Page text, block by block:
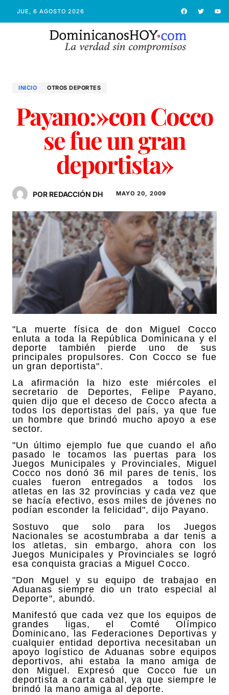
JUE, 6 AGOSTO 2026
INICIO OTROS DEPORTES
Payano:»con Cocco
se fue un gran
deportista»
POR REDACCIÓN DH MAYO 20, 2009
"La muerte física de don Miguel Cocco
enluta a toda la República Dominicana y el
deporte también pierde uno de sus
principales propulsores. Con Cocco se fue
un gran deportista".
La afirmación la hizo este miércoles el
secretario de Deportes, Felipe Payano,
quien dijo que el deceso de Cocco afecta a
todos los deportistas del país, ya que fue
un hombre que brindó mucho apoyo a ese
sector.
"Un último ejemplo fue que cuando el año
pasado le tocamos las puertas para los
Juegos Municipales y Provinciales, Miguel
Cocco nos donó 36 mil pares de tenis, los
cuales fueron entregados a todos los
atletas en las 32 provincias y cada vez que
se hacía efectivo, esos miles de jóvenes no
podían esconder la felicidad", dijo Payano.
Sostuvo que solo para los Juegos
Nacionales se acostumbraba a dar tenis a
los atletas, sin embargo, ahora con los
Juegos Municipales y Provinciales se logró
esa conquista gracias a Miguel Cocco.
"Don Mguel y su equipo de trabajao en
Aduanas siempre dio un trato especial al
Deporte", abundó.
Manifestó que cada vez que los equipos de
grandes ligas, el Comté Olímpico
Dominicano, las Federaciones Deportivas y
cualquier entidad deportiva necesitaban un
apoyo logístico de Aduanas sobre equipos
deportivos, ahi estaba la mano amiga de
don Miguel. Expresó que Cocco fue un
deportista a carta cabal, ya que siempre le
brindó la mano amiga al deporte.